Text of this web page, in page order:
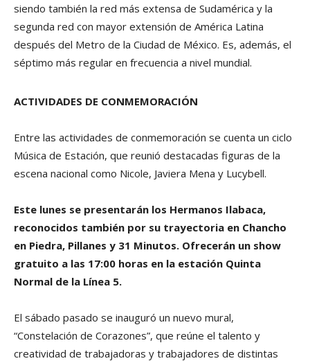
siendo también la red más extensa de Sudamérica y la
segunda red con mayor extensión de América Latina
después del Metro de la Ciudad de México. Es, además, el
séptimo más regular en frecuencia a nivel mundial.
ACTIVIDADES DE CONMEMORACIÓN
Entre las actividades de conmemoración se cuenta un ciclo
Música de Estación, que reunió destacadas figuras de la
escena nacional como Nicole, Javiera Mena y Lucybell.
Este lunes se presentarán los Hermanos Ilabaca,
reconocidos también por su trayectoria en Chancho
en Piedra, Pillanes y 31 Minutos. Ofrecerán un show
gratuito a las 17:00 horas en la estación Quinta
Normal de la Línea 5.
El sábado pasado se inauguró un nuevo mural,
“Constelación de Corazones”, que reúne el talento y
creatividad de trabajadoras y trabajadores de distintas